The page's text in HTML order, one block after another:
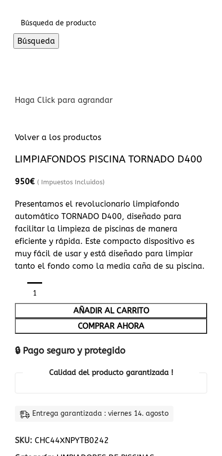
Búsqueda
Haga Click para agrandar
Volver a los productos
LIMPIAFONDOS PISCINA TORNADO D400
950€ ( Impuestos Incluidos)
Presentamos el revolucionario limpiafondo
automático TORNADO D400, diseñado para
facilitar la limpieza de piscinas de manera
eficiente y rápida. Este compacto dispositivo es
muy fácil de usar y está diseñado para limpiar
tanto el fondo como la media caña de su piscina.
AÑADIR AL CARRITO
COMPRAR AHORA
🔒 Pago seguro y protegido
Calidad del producto garantizada !
Entrega garantizada : viernes 14. agosto
SKU: CHC44XNPYTB0242